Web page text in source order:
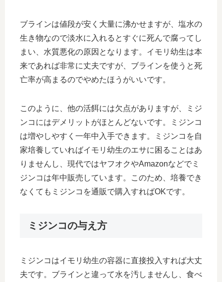
ブラインは値段が安く大量に沸かせますが、塩水の
生き物なので淡水に入れるとすぐに死んで腐ってし
まい、水質悪化の原因となります。イモリ幼生は本
来であれば非常に丈夫ですが、ブラインを使うと死
亡率が高まるのでやめたほうがいいです。
このように、他の活餌には欠点がありますが、ミジ
ンコにはデメリットがほとんどないです。ミジンコ
は増やしやすく一年中入手できます。ミジンコを自
家培養していればイモリ幼生のエサに困ることはあ
りませんし、現代ではヤフオクやAmazonなどでミ
ジンコは年中販売しています。このため、培養でき
なくてもミジンコを通販で購入すればOKです。
ミジンコの与え方
ミジンコはイモリ幼生の容器に直接投入すれば大丈
夫です。ブラインと違って水を汚しませんし、食べ